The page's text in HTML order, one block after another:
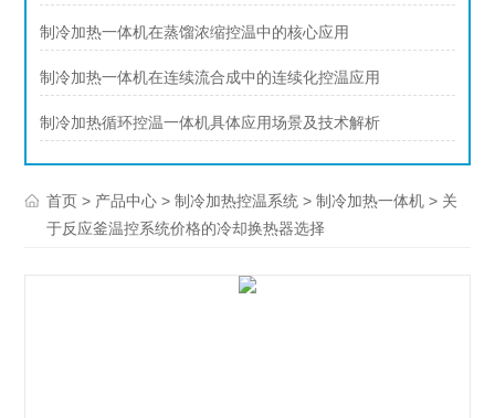
制冷加热一体机在蒸馏浓缩控温中的核心应用
制冷加热一体机在连续流合成中的连续化控温应用
制冷加热循环控温一体机具体应用场景及技术解析
首页 > 产品中心 >制冷加热控温系统 >制冷加热一体机 > 关
于反应釜温控系统价格的冷却换热器选择